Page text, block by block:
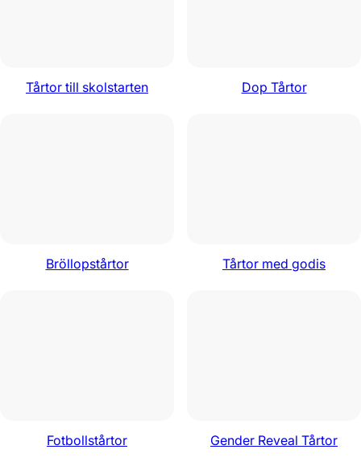
Tårtor till skolstarten Dop Tårtor
Bröllopstårtor Tårtor med godis
Fotbollstårtor Gender Reveal Tårtor